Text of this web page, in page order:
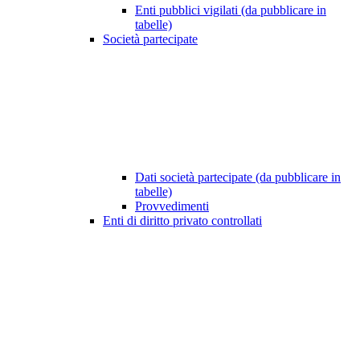
Enti pubblici vigilati (da pubblicare in
tabelle)
Società partecipate
Dati società partecipate (da pubblicare in
tabelle)
Provvedimenti
Enti di diritto privato controllati